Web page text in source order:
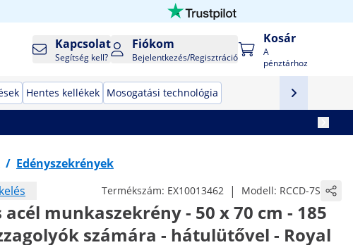
Kapcsolat
Segítség kell?
Fiókom
Bejelentkezés/Regisztráció
Kosár
A
pénztárhoz
Hentes kellékek Mosogatási technológia
/ Edényszekrények
Termékszám: EX10013462 | Modell: RCCD-7S
munkaszekrény - 50 x 70 cm - 185
számára - hátulütővel - Royal